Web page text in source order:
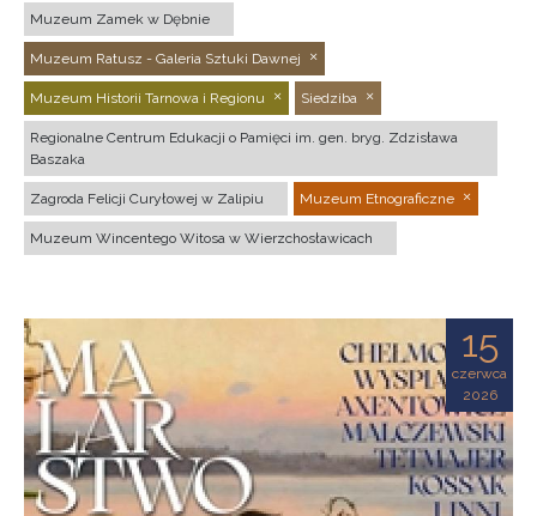
Muzeum Zamek w Dębnie
Muzeum Ratusz - Galeria Sztuki Dawnej
Muzeum Historii Tarnowa i Regionu Siedziba
Regionalne Centrum Edukacji o Pamięci im. gen. bryg. Zdzisława
Baszaka
Zagroda Felicji Curyłowej w Zalipiu Muzeum Etnograficzne
Muzeum Wincentego Witosa w Wierzchosławicach
15
czerwca
2026